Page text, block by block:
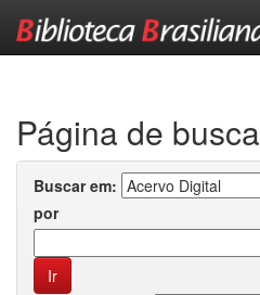
Página de busca
Buscar em:
por